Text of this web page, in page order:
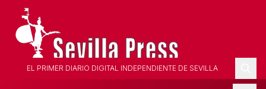
EL PRIMER DIARIO DIGITAL INDEPENDIENTE DE SEVILLA